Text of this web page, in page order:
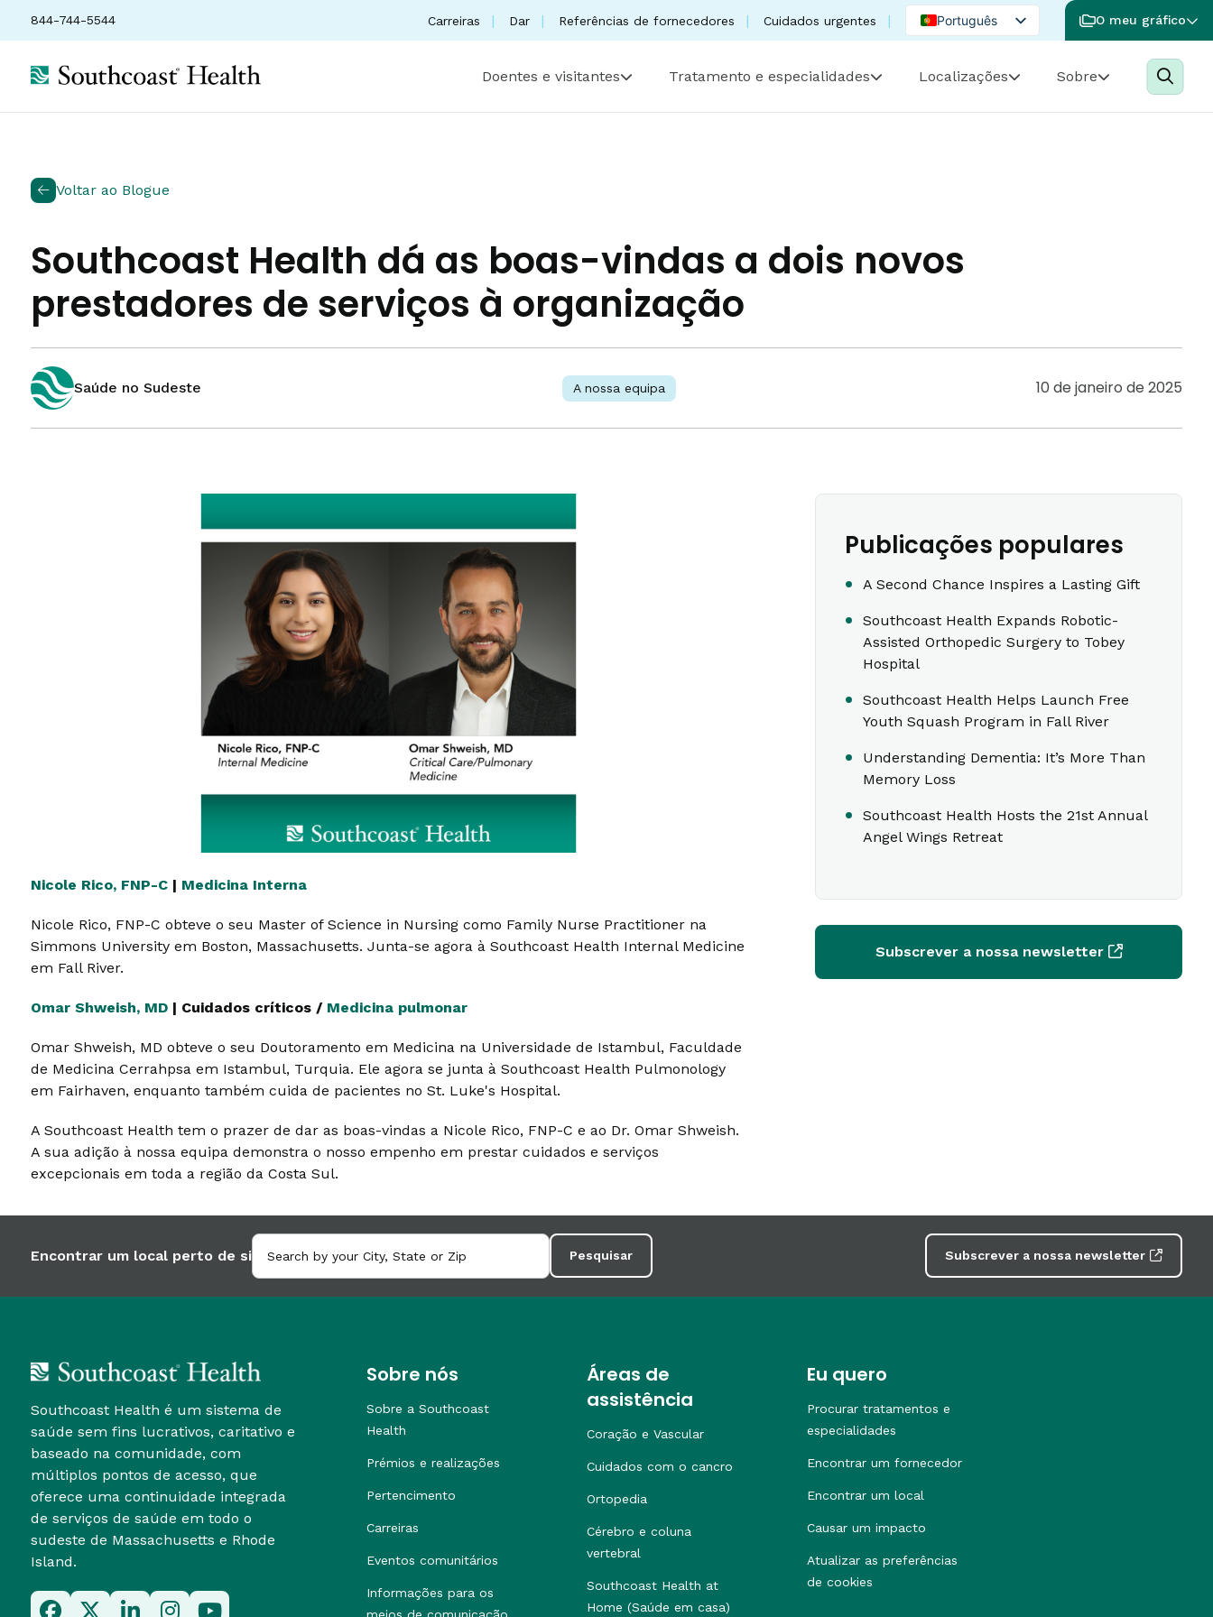
844-744-5544 Carreiras Dar Referências de fornecedores Cuidados urgentes
Português
Spanish
O meu gráfico
Doentes e visitantes Tratamento e especialidades Localizações Sobre
Voltar ao Blogue
Southcoast Health dá as boas-vindas a dois novos
prestadores de serviços à organização
Saúde no Sudeste A nossa equipa 10 de janeiro de 2025
Nicole Rico, FNP-C | Medicina Interna
Nicole Rico, FNP-C obteve o seu Master of Science in Nursing como Family Nurse Practitioner na
Simmons University em Boston, Massachusetts. Junta-se agora à Southcoast Health Internal Medicine
em Fall River.
Omar Shweish, MD | Cuidados críticos / Medicina pulmonar
Omar Shweish, MD obteve o seu Doutoramento em Medicina na Universidade de Istambul, Faculdade
de Medicina Cerrahpsa em Istambul, Turquia. Ele agora se junta à Southcoast Health Pulmonology
em Fairhaven, enquanto também cuida de pacientes no St. Luke's Hospital.
A Southcoast Health tem o prazer de dar as boas-vindas a Nicole Rico, FNP-C e ao Dr. Omar Shweish.
A sua adição à nossa equipa demonstra o nosso empenho em prestar cuidados e serviços
excepcionais em toda a região da Costa Sul.
Publicações populares
A Second Chance Inspires a Lasting Gift
Southcoast Health Expands Robotic-
Assisted Orthopedic Surgery to Tobey
Hospital
Southcoast Health Helps Launch Free
Youth Squash Program in Fall River
Understanding Dementia: It’s More Than
Memory Loss
Southcoast Health Hosts the 21st Annual
Angel Wings Retreat
Subscrever a nossa newsletter
Encontrar um local perto de si Pesquisar Subscrever a nossa newsletter
Southcoast Health é um sistema de
saúde sem fins lucrativos, caritativo e
baseado na comunidade, com
múltiplos pontos de acesso, que
oferece uma continuidade integrada
de serviços de saúde em todo o
sudeste de Massachusetts e Rhode
Island.
Sobre nós
Sobre a Southcoast
Health
Prémios e realizações
Pertencimento
Carreiras
Eventos comunitários
Informações para os
meios de comunicação
Áreas de
assistência
Coração e Vascular
Cuidados com o cancro
Ortopedia
Cérebro e coluna
vertebral
Southcoast Health at
Home (Saúde em casa)
Eu quero
Procurar tratamentos e
especialidades
Encontrar um fornecedor
Encontrar um local
Causar um impacto
Atualizar as preferências
de cookies